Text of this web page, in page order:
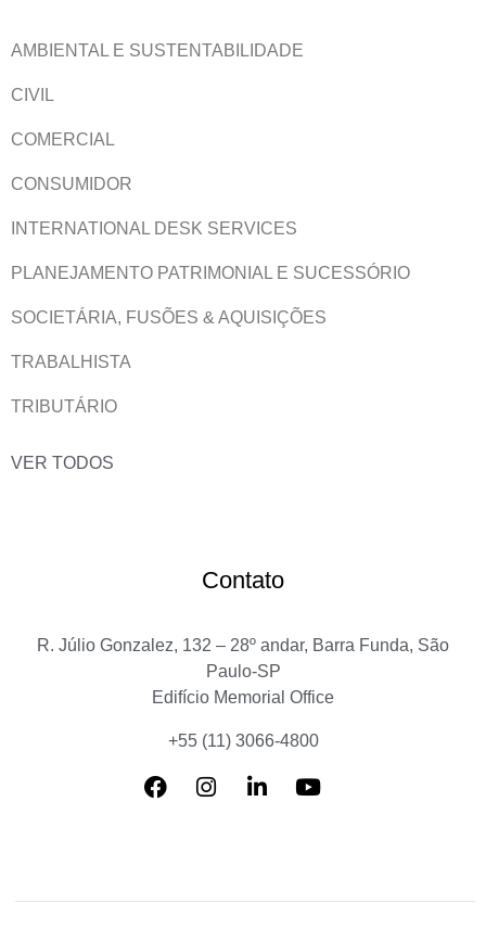
AMBIENTAL E SUSTENTABILIDADE
CIVIL
COMERCIAL
CONSUMIDOR
INTERNATIONAL DESK SERVICES
PLANEJAMENTO PATRIMONIAL E SUCESSÓRIO
SOCIETÁRIA, FUSÕES & AQUISIÇÕES
TRABALHISTA
TRIBUTÁRIO
VER TODOS
Contato
R. Júlio Gonzalez, 132 – 28º andar, Barra Funda, São
Paulo-SP
Edifício Memorial Office
+55 (11) 3066-4800